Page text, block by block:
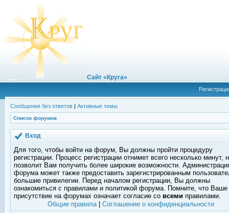
Сайт «Круга»
Сообщения без ответов | Активные темы
Список форумов
Вход
Для того, чтобы войти на форум, Вы должны пройти процедуру
регистрации. Процесс регистрации отнимет всего несколько минут,
позволит Вам получить более широкие возможности.
форума может также предоставить зарегистрированным
большие привилегии. Перед началом регистрации, Вы должны
ознакомиться с правилами и политикой форума. Помните, что Ваше
присутствие на форумах означает согласие со всеми правилами.
Общие правила| Соглашение о конфиденциальности